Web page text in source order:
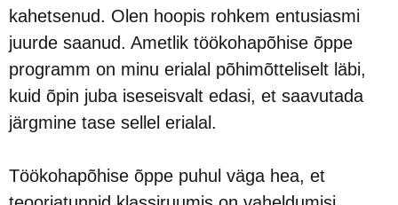
kahetsenud. Olen hoopis rohkem entusiasmi
juurde saanud. Ametlik töökohapõhise õppe
programm on minu erialal põhimõtteliselt läbi,
kuid õpin juba iseseisvalt edasi, et saavutada
järgmine tase sellel erialal.
Töökohapõhise õppe puhul väga hea, et